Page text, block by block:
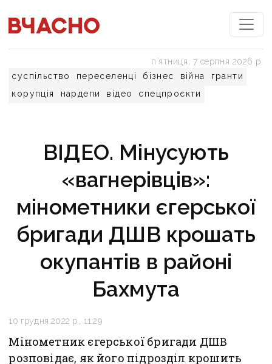
суспільство переселенці бізнес війна
гранти
корупція
нардепи відео спецпроєкти
пʼятниця, 7 серпня 2026 р.
ВІДЕО. Мінусують
«вагнерівців»:
мінометники єгерської
бригади ДШВ крошать
окупантів в районі
Бахмута
10 грудня 2022 р., 11:29
Мінометник єгерської бригади ДШВ
розповідає, як його підрозділ крошить